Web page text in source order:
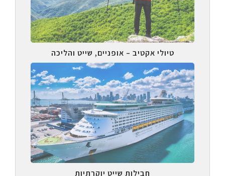
טיולי אקטיב – אופניים, שייט והליכה
חבילות שייט יוקרתיות